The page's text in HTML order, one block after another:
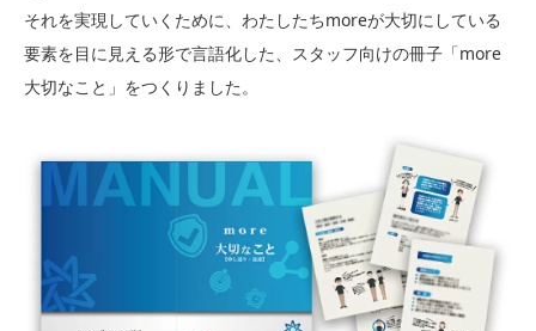
それを実現していくために、わたしたちmoreが大切にしている
要素を目に見える形で言語化した、スタッフ向けの冊子「more
大切なこと」をつくりました。